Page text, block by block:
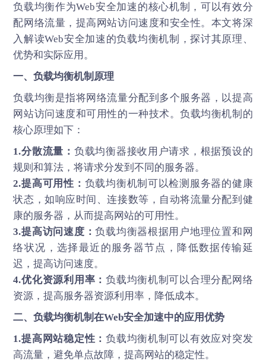
负载均衡作为Web安全加速的核心机制，可以有效分
配网络流量，提高网站访问速度和安全性。本文将深
入解读Web安全加速的负载均衡机制，探讨其原理、
优势和实际应用。
一、负载均衡机制原理
负载均衡是指将网络流量分配到多个服务器，以提高
网站访问速度和可用性的一种技术。负载均衡机制的
核心原理如下：
1.分散流量： 负载均衡器接收用户请求，根据预设的
规则和算法，将请求分发到不同的服务器。
2.提高可用性： 负载均衡机制可以检测服务器的健康
状态，如响应时间、连接数等，自动将流量分配到健
康的服务器，从而提高网站的可用性。
3.提高访问速度：负载均衡器根据用户地理位置和网
络状况，选择最近的服务器节点，降低数据传输延
迟，提高访问速度。
4.优化资源利用率：负载均衡机制可以合理分配网络
资源，提高服务器资源利用率，降低成本。
二、负载均衡机制在Web安全加速中的应用优势
1.提高网站稳定性：负载均衡机制可以有效应对突发
高流量，避免单点故障，提高网站的稳定性。